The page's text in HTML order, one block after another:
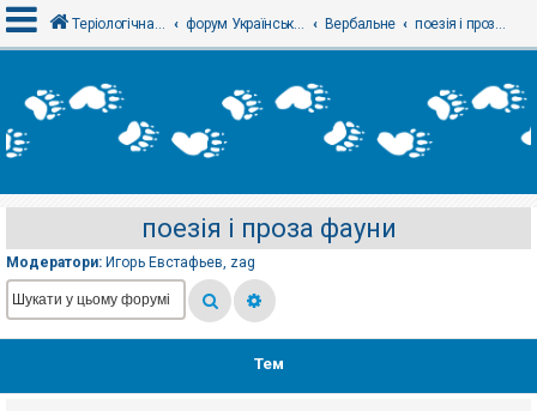
х
і
е
є
с
т
р
а
Теріологічна школа форум Українського теріологічного товариства Вербальне поезія і проза фауни
поезія і проза фауни
Модератори: Игорь Евстафьев, zag
Тем